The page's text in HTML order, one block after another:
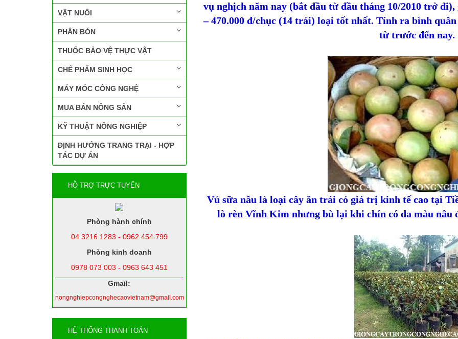
VẬT NUÔI
PHÂN BÓN
THUỐC BẢO VỆ THỰC VẬT
CHẾ PHẨM SINH HỌC
MÁY MÓC CÔNG NGHỆ
MUA BÁN NÔNG SẢN
KỸ THUẬT NÔNG NGHIỆP
ĐỊNH HƯỚNG TRANG TRẠI - HỢP
TÁC DỰ ÁN
HỖ TRỢ TRỰC TUYẾN
Phòng hành chính
04 3216 1283 - 0962 454 799
Phòng kinh doanh
0978 073 003 - 0963 643 451
Gmail:
nongnghiepcongnghecaovietnam@gmail.com
HỆ THỐNG THANH TOÁN
vụ nghịch năm nay (bắt đầu từ đầu tháng 10/2010 trở
– 470.000 đ/chục (14 trái) loại tốt nhất. Tính ra bình quân
từ trước đến nay.
Vú sữa nâu là loại cây ăn trái có giá trị kinh tế cao tại
lò rèn Vĩnh Kim nhưng bù lại khi chín có da màu nâu